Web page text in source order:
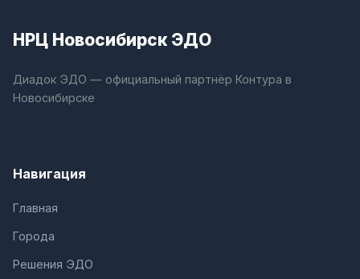
НРЦ Новосибирск ЭДО
Диадок ЭДО — официальный партнёр Контура в
Новосибирске
Навигация
Главная
Города
Решения ЭДО